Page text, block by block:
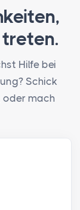
Hilfe bei
Schick
oder mach